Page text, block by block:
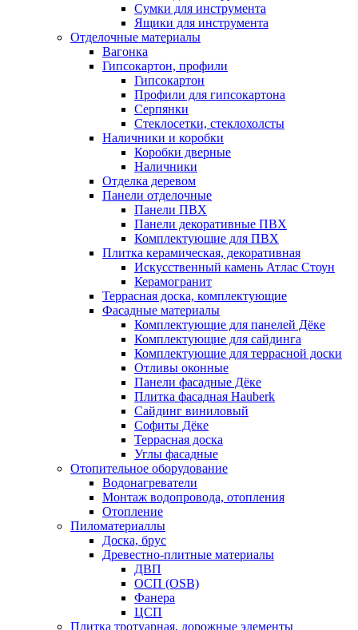
Сумки для инструмента
Ящики для инструмента
Отделочные материалы
Вагонка
Гипсокартон, профили
Гипсокартон
Профили для гипсокартона
Серпянки
Стеклосетки, стеклохолсты
Наличники и коробки
Коробки дверные
Наличники
Отделка деревом
Панели отделочные
Панели ПВХ
Панели декоративные ПВХ
Комплектующие для ПВХ
Плитка керамическая, декоративная
Искусственный камень Атлас Стоун
Керамогранит
Террасная доска, комплектующие
Фасадные материалы
Комплектующие для панелей Дёке
Комплектующие для сайдинга
Комплектующие для террасной доски
Отливы оконные
Панели фасадные Дёке
Плитка фасадная Hauberk
Сайдинг виниловый
Софиты Дёке
Террасная доска
Углы фасадные
Отопительное оборудование
Водонагреватели
Монтаж водопровода, отопления
Отопление
Пиломатериаллы
Доска, брус
Древестно-плитные материалы
ДВП
ОСП (OSB)
Фанера
ЦСП
Плитка тротуарная, дорожные элементы